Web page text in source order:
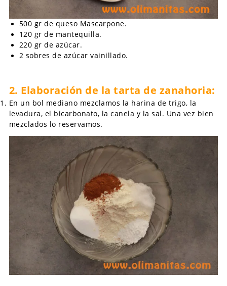
500 gr de queso Mascarpone.
120 gr de mantequilla.
220 gr de azúcar.
2 sobres de azúcar vainillado.
2. Elaboración de la tarta de zanahoria:
En un bol mediano mezclamos la harina de trigo, la
levadura, el bicarbonato, la canela y la sal. Una vez bien
mezclados lo reservamos.